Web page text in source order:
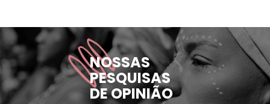
NOSSAS
PESQUISAS
DE OPINIÃO